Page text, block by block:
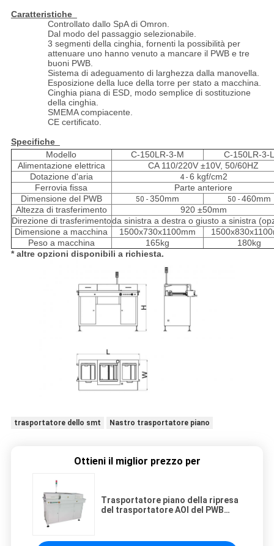
Caratteristiche
Controllato dallo SpA di Omron.
Dal modo del passaggio selezionabile.
3 segmenti della cinghia, fornenti la possibilità per
attenuare uno hanno venuto a mancare il PWB e tre
buoni PWB.
Sistema di adeguamento di larghezza dalla manovella.
Esposizione della luce della torre per stato a macchina.
Cinghia piana di ESD, modo semplice di sostituzione
della cinghia.
SMEMA compiacente.
CE certificato.
Specifiche
Modello
C-150LR-3-M
C-150LR-3-
Alimentazione elettrica
CA 110/220V ±10V, 50/60HZ
Dotazione d'aria
4 - 6 kgf/cm2
Ferrovia fissa
Parte anteriore
Dimensione del PWB
50 - 350mm 50 -460mm
Altezza di trasferimento
920 ±50mm
Direzione di trasferimentoda sinistra a destra o giusto a sinistra
Dimensione a macchina
1500x730x1100mm
Peso a macchina
165kg
180kg
* altre opzioni disponibili a richiesta.
trasportatore dello smt Nastro trasportatore piano
Ottieni il miglior prezzo per
Trasportatore piano della ripresa
del trasportatore AOI del PWB